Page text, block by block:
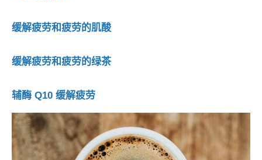
缓解疲劳和疲劳的肌酸
缓解疲劳和疲劳的绿茶
辅酶 Q10 缓解疲劳